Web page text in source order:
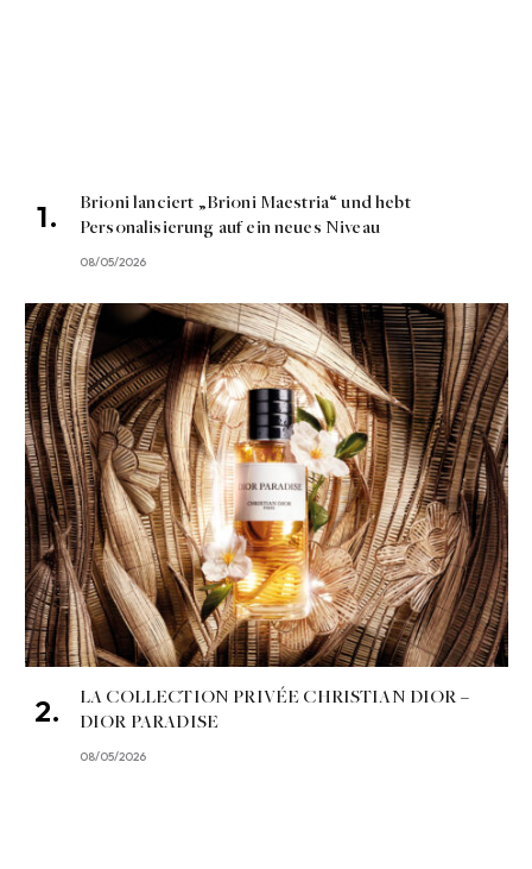
Brioni lanciert „Brioni Maestria“ und hebt
Personalisierung auf ein neues Niveau
08/05/2026
LA COLLECTION PRIVÉE CHRISTIAN DIOR –
DIOR PARADISE
08/05/2026